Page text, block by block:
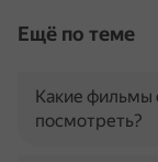
Ещё по теме
Какие фильмы
посмотреть?